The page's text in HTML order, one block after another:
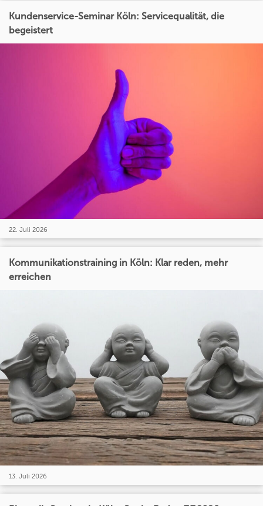
Kundenservice-Seminar Köln: Servicequalität, die
begeistert
22. Juli 2026
Kommunikationstraining in Köln: Klar reden, mehr
erreichen
13. Juli 2026